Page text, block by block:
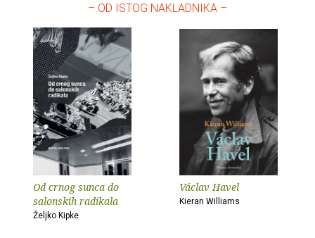
– OD ISTOG NAKLADNIKA –
Od crnog sunca do
salonskih radikala
Željko Kipke
Václav Havel
Kieran Williams